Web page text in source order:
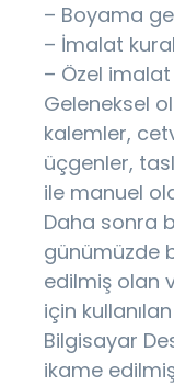
– Boyama
– İmalat
– Özel
Geleneksel
kalemler,
üçgenler,
ile manuel
Daha sonra
günümüzde
edilmiş olan
için
Bilgisayar
ikame